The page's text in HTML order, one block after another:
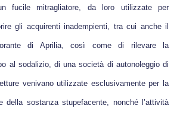
fucile mitragliatore, da loro utilizzate per
gli acquirenti inadempienti, tra cui anche il
di Aprilia, così come di rilevare la
al sodalizio, di una società di autonoleggio di
venivano utilizzate esclusivamente per la
della sostanza stupefacente, nonché l’attività